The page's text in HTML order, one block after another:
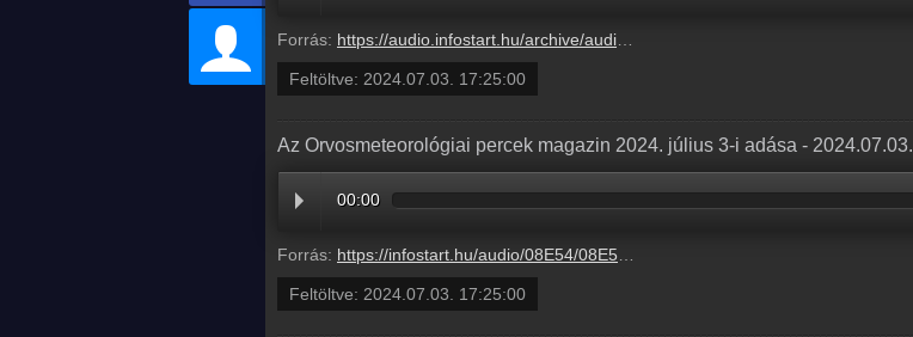
Forrás: https://audio.infostart.hu/archive/audio/08E54/08E545C8.mp3
Feltöltve: 2024.07.03. 17:25:00
Az Orvosmeteorológiai percek magazin 2024. július 3-i adása - 2024.07.03.
00:00
Forrás: https://infostart.hu/audio/08E54/08E545C8.mp3
Feltöltve: 2024.07.03. 17:25:00